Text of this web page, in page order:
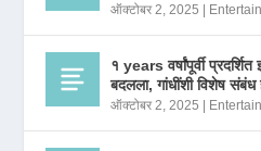
ऑक्टोबर 2, 2025
१ years वर्षांपूर्वी
बदलला, गांधींशी विशेष संबंध
ऑक्टोबर 2, 2025